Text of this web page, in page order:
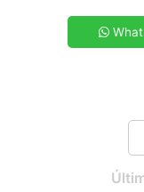
4x de R$ 13,85
5x de R$ 11,23